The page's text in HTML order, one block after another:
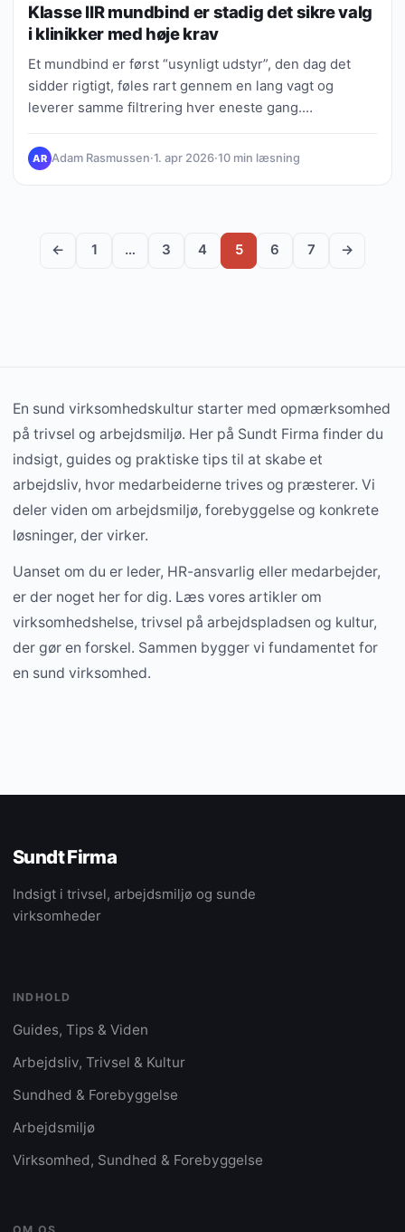
Klasse IIR mundbind er stadig det sikre valg
i klinikker med høje krav
Et mundbind er først “usynligt udstyr”, den dag det
sidder rigtigt, føles rart gennem en lang vagt og
leverer samme filtrering hver eneste gang.…
AR Adam Rasmussen·1. apr 2026·10 min læsning
← 1 … 3 4 5 6 7 →
En sund virksomhedskultur starter med opmærksomhed
på trivsel og arbejdsmiljø. Her på Sundt Firma finder du
indsigt, guides og praktiske tips til at skabe et
arbejdsliv, hvor medarbeiderne trives og præsterer. Vi
deler viden om arbejdsmiljø, forebyggelse og konkrete
løsninger, der virker.
Uanset om du er leder, HR-ansvarlig eller medarbejder,
er der noget her for dig. Læs vores artikler om
virksomhedshelse, trivsel på arbejdspladsen og kultur,
der gør en forskel. Sammen bygger vi fundamentet for
en sund virksomhed.
Sundt Firma
Indsigt i trivsel, arbejdsmiljø og sunde
virksomheder
INDHOLD
Guides, Tips & Viden
Arbejdsliv, Trivsel & Kultur
Sundhed & Forebyggelse
Arbejdsmiljø
Virksomhed, Sundhed & Forebyggelse